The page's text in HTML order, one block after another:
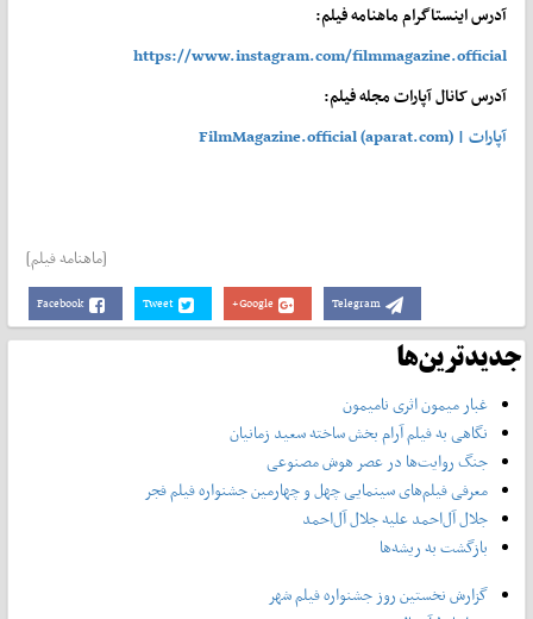
آدرس اینستاگرام ماهنامه فیلم:
https://www.instagram.com/filmmagazine.official
آدرس کانال آپارات مجله فیلم:
آپارات | FilmMagazine.official (aparat.com)
[ماهنامه فیلم]
Facebook Tweet Google+ Telegram
جدیدترین‌ها
غبار میمون اثری نامیمون
نگاهی به فیلم آرام بخش ساخته سعید زمانیان
جنگ روایت‌ها در عصر هوش مصنوعی
معرفی فیلم‌های سینمایی چهل‌ و چهارمین جشنواره فیلم فجر
جلال آل‌احمد علیه جلال آل‌‌احمد
بازگشت به ریشه‌ها
گزارش نخستین روز جشنواره فیلم شهر